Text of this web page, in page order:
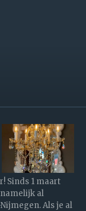
Sinds 1 maart
al
Als je al